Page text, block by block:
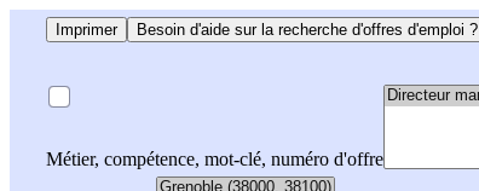
Imprimer Besoin d'aide sur la recherche d'offres d'emploi ?
Métier, compétence, mot-clé, numéro d'offre